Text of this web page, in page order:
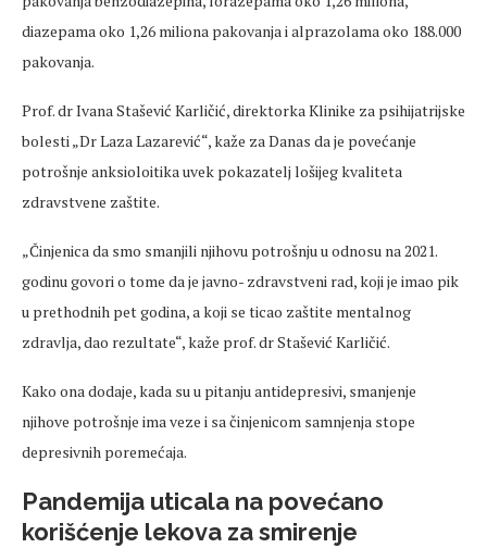
diazepama oko 1,26 miliona pakovanja i alprazolama oko 188.000
pakovanja.
Prof. dr Ivana Stašević Karličić, direktorka Klinike za psihijatrijske
bolesti „Dr Laza Lazarević“, kaže za Danas da je povećanje
potrošnje anksioloitika uvek pokazatelj lošijeg kvaliteta
zdravstvene zaštite.
„Činjenica da smo smanjili njihovu potrošnju u odnosu na 2021.
godinu govori o tome da je javno- zdravstveni rad, koji je imao pik
u prethodnih pet godina, a koji se ticao zaštite mentalnog
zdravlja, dao rezultate“, kaže prof. dr Stašević Karličić.
Kako ona dodaje, kada su u pitanju antidepresivi, smanjenje
njihove potrošnje ima veze i sa činjenicom samnjenja stope
depresivnih poremećaja.
Pandemija uticala na povećano
korišćenje lekova za smirenje